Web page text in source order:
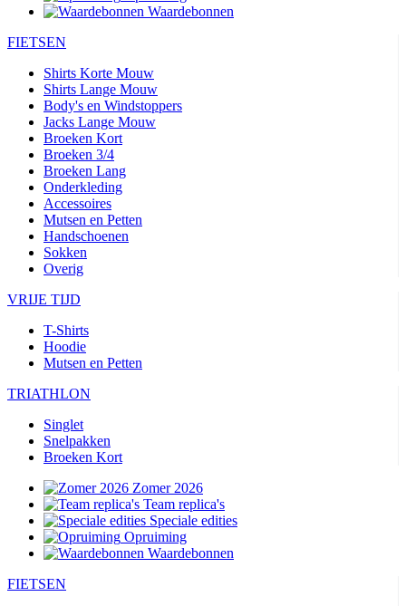
Waardebonnen
FIETSEN
Shirts Korte Mouw
Shirts Lange Mouw
Body's en Windstoppers
Jacks Lange Mouw
Broeken Kort
Broeken 3/4
Broeken Lang
Onderkleding
Accessoires
Mutsen en Petten
Handschoenen
Sokken
Overig
VRIJE TIJD
T-Shirts
Hoodie
Mutsen en Petten
TRIATHLON
Singlet
Snelpakken
Broeken Kort
Zomer 2026
Team replica's
Speciale edities
Opruiming
Waardebonnen
FIETSEN